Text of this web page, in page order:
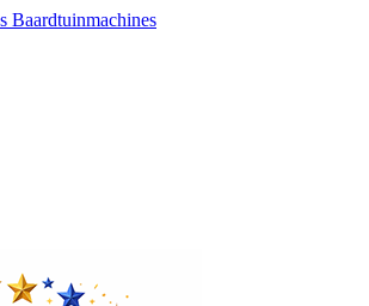
Baardtuinmachines